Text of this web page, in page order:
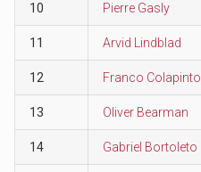
10 Pierre Gasly
11 Arvid Lindblad
12 Franco Colapinto
13 Oliver Bearman
14 Gabriel Bortoleto